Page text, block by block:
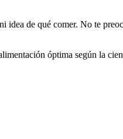
idea de qué comer. No te
óptima según la